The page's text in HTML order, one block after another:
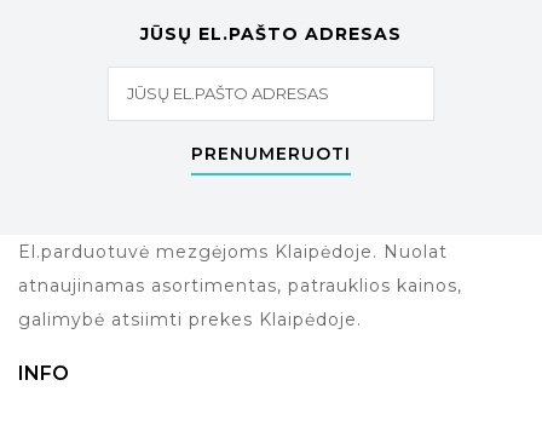
JŪSŲ EL.PAŠTO ADRESAS
PRENUMERUOTI
El.parduotuvė mezgėjoms Klaipėdoje. Nuolat
atnaujinamas asortimentas, patrauklios kainos,
galimybė atsiimti prekes Klaipėdoje.
INFO